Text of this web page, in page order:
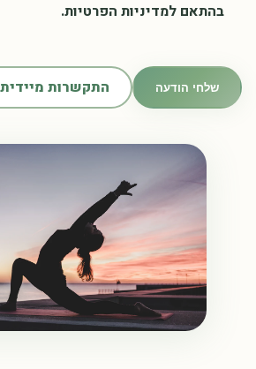
בהתאם למדיניות הפרטיות.
שלחי הודעה התקשרות מיידית